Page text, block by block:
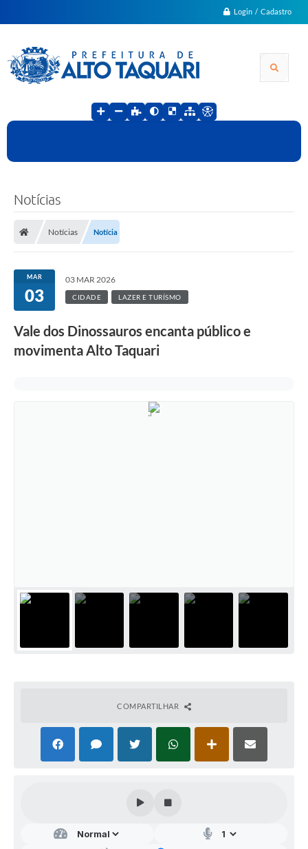
Login / Cadastro
Notícias
Notícias Notícia
MAR
03
03 MAR 2026
CIDADE LAZER E TURÍSMO
Vale dos Dinossauros encanta público e
movimenta Alto Taquari
COMPARTILHAR